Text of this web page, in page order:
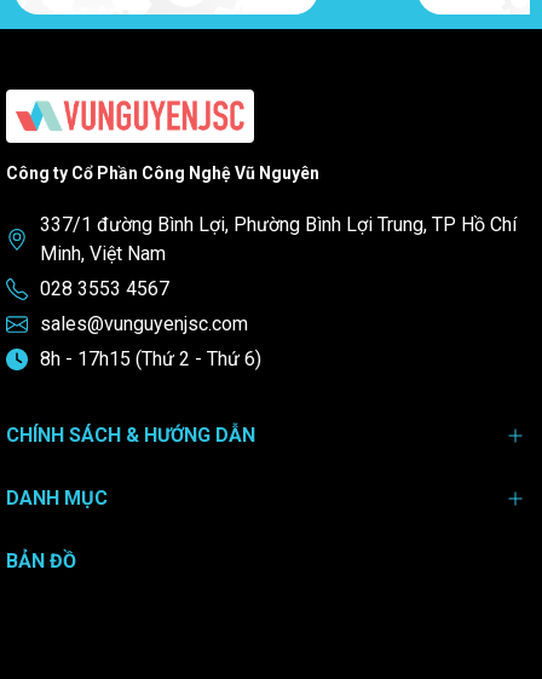
Công ty Cổ Phần Công Nghệ Vũ Nguyên
337/1 đường Bình Lợi, Phường Bình Lợi Trung, TP Hồ Chí
Minh, Việt Nam
028 3553 4567
sales@vunguyenjsc.com
8h - 17h15 (Thứ 2 - Thứ 6)
CHÍNH SÁCH & HƯỚNG DẪN
DANH MỤC
BẢN ĐỒ